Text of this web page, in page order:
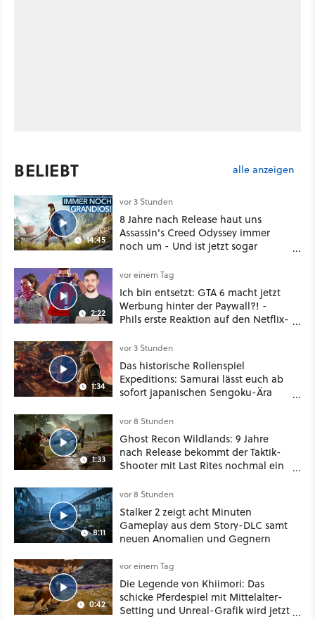
BELIEBT alle anzeigen
14:45
vor 3 Stunden
8 Jahre nach Release haut uns
Assassin's Creed Odyssey immer
noch um - Und ist jetzt sogar
2:22
vor einem Tag
Ich bin entsetzt: GTA 6 macht jetzt
Werbung hinter der Paywall?! -
Phils erste Reaktion auf den Netflix-
1:34
vor 3 Stunden
Das historische Rollenspiel
Expeditions: Samurai lässt euch ab
sofort japanischen Sengoku-Ära
oder Diplomatie
1:33
vor 8 Stunden
Ghost Recon Wildlands: 9 Jahre
nach Release bekommt der Taktik-
Shooter mit Last Rites nochmal ein
8:11
vor 8 Stunden
Stalker 2 zeigt acht Minuten
Gameplay aus dem Story-DLC samt
neuen Anomalien und Gegnern
0:42
vor einem Tag
Die Legende von Khiimori: Das
schicke Pferdespiel mit Mittelalter-
Setting und Unreal-Grafik wird jetzt